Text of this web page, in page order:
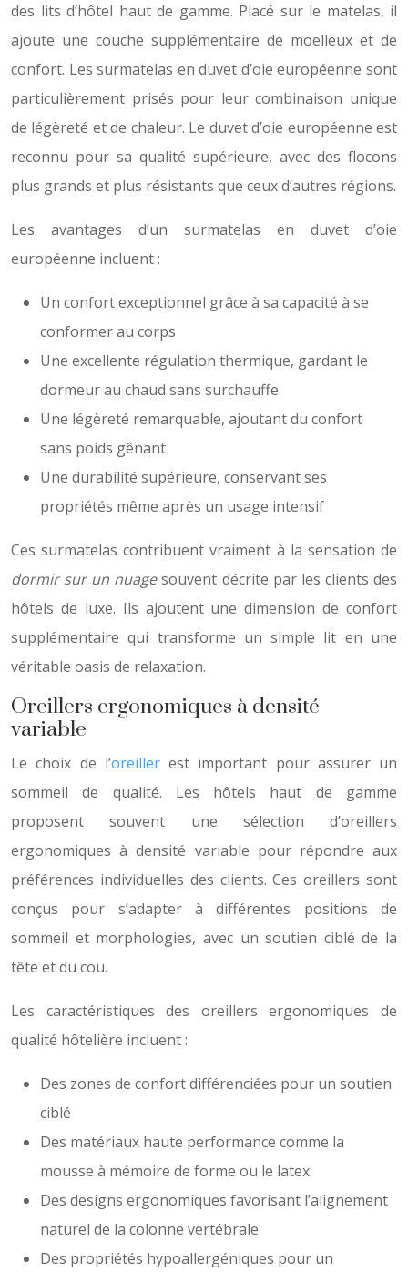
des lits d’hôtel haut de gamme. Placé sur le matelas, il
ajoute une couche supplémentaire de moelleux et de
confort. Les surmatelas en duvet d’oie européenne sont
particulièrement prisés pour leur combinaison unique
de légèreté et de chaleur. Le duvet d’oie européenne est
reconnu pour sa qualité supérieure, avec des flocons
plus grands et plus résistants que ceux d’autres régions.
Les avantages d’un surmatelas en duvet d’oie
européenne incluent :
Un confort exceptionnel grâce à sa capacité à se
conformer au corps
Une excellente régulation thermique, gardant le
dormeur au chaud sans surchauffe
Une légèreté remarquable, ajoutant du confort
sans poids gênant
Une durabilité supérieure, conservant ses
propriétés même après un usage intensif
Ces surmatelas contribuent vraiment à la sensation de
dormir sur un nuagesouvent décrite par les clients des
hôtels de luxe. Ils ajoutent une dimension de confort
supplémentaire qui transforme un simple lit en une
véritable oasis de relaxation.
Oreillers ergonomiques à densité
variable
Le choix de l’oreillerest important pour assurer un
sommeil de qualité. Les hôtels haut de gamme
proposent souvent une sélection d’oreillers
ergonomiques à densité variable pour répondre aux
préférences individuelles des clients. Ces oreillers sont
conçus pour s’adapter à différentes positions de
sommeil et morphologies, avec un soutien ciblé de la
tête et du cou.
Les caractéristiques des oreillers ergonomiques de
qualité hôtelière incluent :
Des zones de confort différenciées pour un soutien
ciblé
Des matériaux haute performance comme la
mousse à mémoire de forme ou le latex
Des designs ergonomiques favorisant l’alignement
naturel de la colonne vertébrale
Des propriétés hypoallergéniques pour un